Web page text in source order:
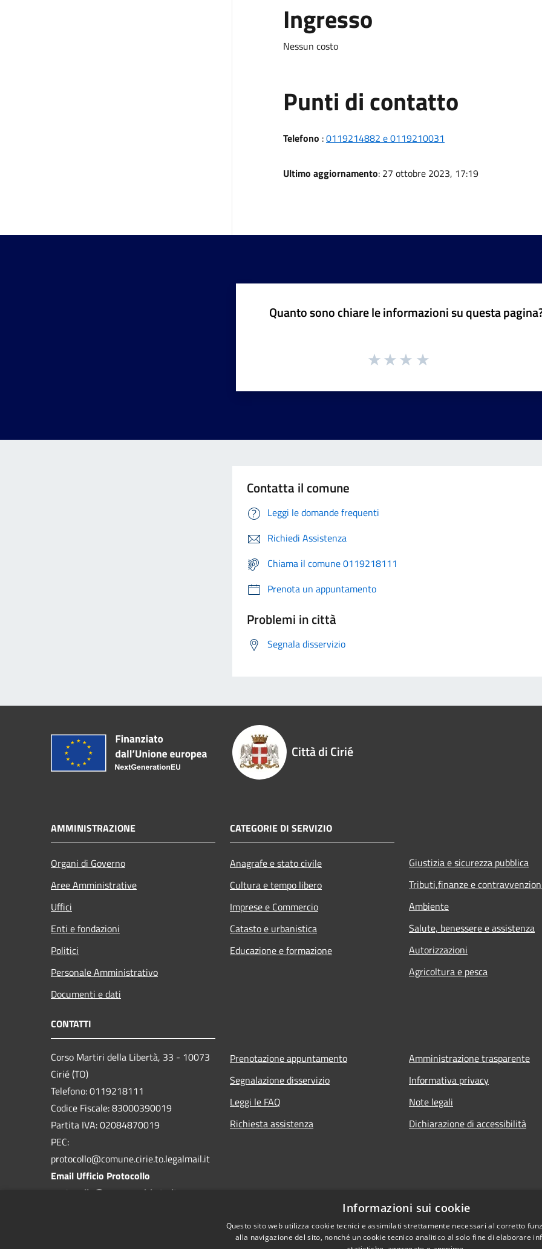
Ingresso
Nessun costo
Punti di contatto
Telefono :0119214882 e 0119210031
Ultimo aggiornamento: 27 ottobre 2023, 17:19
Quanto sono chiare le informazioni su questa
Contatta il comune
Leggi le domande frequenti
Richiedi Assistenza
Chiama il comune 0119218111
Prenota un appuntamento
Problemi in città
Segnala disservizio
Città di Cirié
AMMINISTRAZIONE
Organi di Governo
Aree Amministrative
Uffici
Enti e fondazioni
Politici
Personale Amministrativo
Documenti e dati
CATEGORIE DI SERVIZIO
Anagrafe e stato civile
Cultura e tempo libero
Imprese e Commercio
Catasto e urbanistica
Educazione e formazione
Giustizia e sicurezza pubblica
Tributi,finanze e
Ambiente
Salute, benessere e assistenza
Autorizzazioni
Agricoltura e pesca
CONTATTI
Corso Martiri della Libertà, 33 - 10073
Cirié (TO)
Telefono: 0119218111
Codice Fiscale: 83000390019
Partita IVA: 02084870019
PEC:
protocollo@comune.cirie.to.legalmail.it
Email Ufficio Protocollo
protocollo@comune.cirie.to.it
Prenotazione appuntamento
Segnalazione disservizio
Leggi le FAQ
Richiesta assistenza
Amministrazione trasparente
Informativa privacy
Note legali
Dichiarazione di accessibilità
Informazioni sui cookie
Questo sito web utilizza cookie tecnici e assimilati strettamente necessari al corretto
alla navigazione del sito, nonché un cookie tecnico analitico al solo fine di elaborare